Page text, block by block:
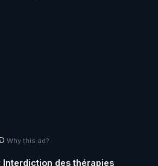
Why this ad?
Interdiction des thérapies